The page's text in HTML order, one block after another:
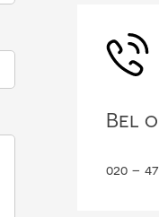
Bel
020 –